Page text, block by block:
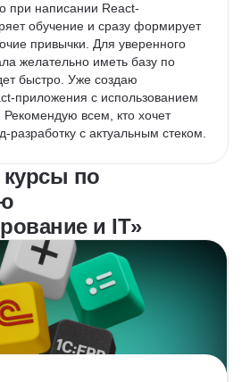
при написании React-
обучение и сразу формирует
привычки. Для уверенного
желательно иметь базу по
быстро. Уже создаю
приложения с использованием
всем, кто хочет
разработку с актуальным стеком.
по
и IT»